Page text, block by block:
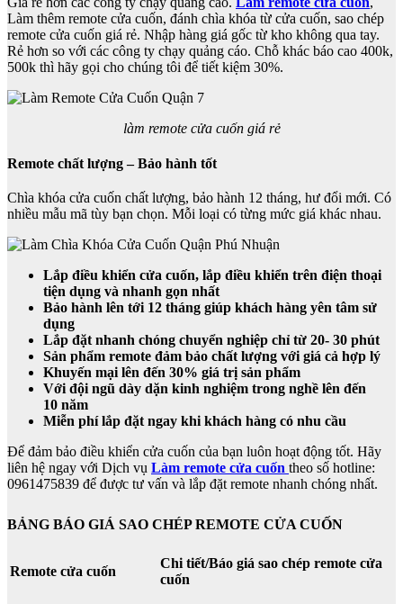
Làm thêm remote cửa cuốn, đánh chìa khóa từ cửa cuốn, sao chép
remote cửa cuốn giá rẻ. Nhập hàng giá gốc từ kho không qua tay.
Rẻ hơn so với các công ty chạy quảng cáo. Chỗ khác báo cao 400k,
500k thì hãy gọi cho chúng tôi để tiết kiệm 30%.
làm remote cửa cuốn giá rẻ
Remote chất lượng – Bảo hành tốt
Chìa khóa cửa cuốn chất lượng, bảo hành 12 tháng, hư đổi mới. Có
nhiều mẫu mã tùy bạn chọn. Mỗi loại có từng mức giá khác nhau.
Lắp điều khiển cửa cuốn, lắp điều khiển trên điện thoại
tiện dụng và nhanh gọn nhất
Bảo hành lên tới 12 tháng giúp khách hàng yên tâm sử
dụng
Lắp đặt nhanh chóng chuyển nghiệp chỉ từ 20- 30 phút
Sản phẩm remote đảm bảo chất lượng với giá cả hợp lý
Khuyến mại lên đến 30% giá trị sản phẩm
Với đội ngũ dày dặn kinh nghiệm trong nghề lên đến
10 năm
Miễn phí lắp đặt ngay khi khách hàng có nhu cầu
Để đảm bảo điều khiển cửa cuốn của bạn luôn hoạt động tốt. Hãy
liên hệ ngay với Dịch vụ Làm remote cửa cuốn theo số hotline:
0961475839 để được tư vấn và lắp đặt remote nhanh chóng nhất.
BẢNG BÁO GIÁ SAO CHÉP REMOTE CỬA CUỐN
Remote cửa cuốn
Chi tiết/Báo giá sao chép remote cửa
cuốn